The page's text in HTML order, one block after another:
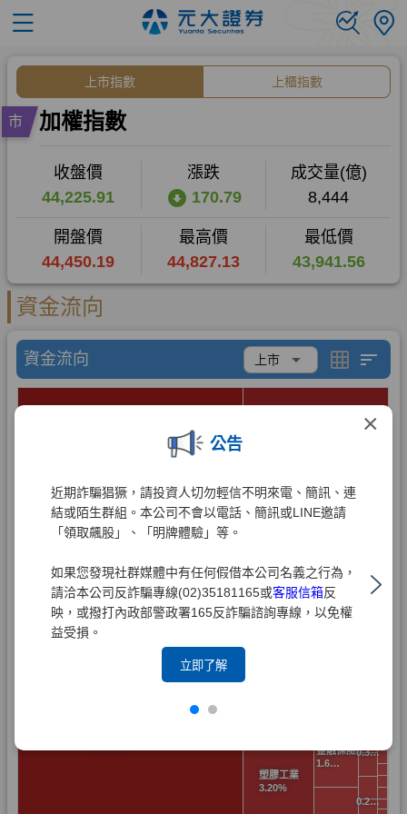
×
公告
近期詐騙猖獗，請投資人切勿輕信不明來電、簡訊、連
結或陌生群組。本公司不會以電話、簡訊或LINE邀請
「領取飆股」、「明牌體驗」等。
如果您發現社群媒體中有任何假借本公司名義之行為，
請洽本公司反詐騙專線(02)35181165或客服信箱反
映，或撥打內政部警政署165反詐騙諮詢專線，以免權
益受損。
立即了解